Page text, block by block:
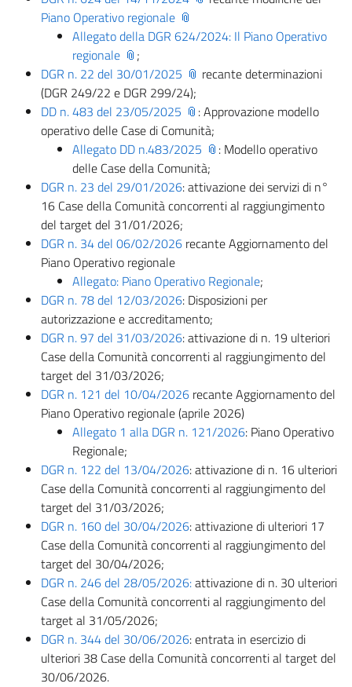
Piano Operativo regionale
Allegato della DGR 624/2024: Il Piano Operativo
regionale
;
DGR n. 22 del 30/01/2025
recante determinazioni
(DGR 249/22 e DGR 299/24);
DD n. 483 del 23/05/2025
: Approvazione modello
operativo delle Case di Comunità;
Allegato DD n.483/2025
: Modello operativo
delle Case della Comunità;
DGR n. 23 del 29/01/2026: attivazione dei servizi di n°
16 Case della Comunità concorrenti al raggiungimento
del target del 31/01/2026;
DGR n. 34 del 06/02/2026 recante Aggiornamento del
Piano Operativo regionale
Allegato: Piano Operativo Regionale;
DGR n. 78 del 12/03/2026: Disposizioni per
autorizzazione e accreditamento;
DGR n. 97 del 31/03/2026: attivazione di n. 19 ulteriori
Case della Comunità concorrenti al raggiungimento del
target del 31/03/2026;
DGR n. 121 del 10/04/2026 recante Aggiornamento del
Piano Operativo regionale (aprile 2026)
Allegato 1 alla DGR n. 121/2026: Piano Operativo
Regionale;
DGR n. 122 del 13/04/2026: attivazione di n. 16 ulteriori
Case della Comunità concorrenti al raggiungimento del
target del 31/03/2026;
DGR n. 160 del 30/04/2026: attivazione di ulteriori 17
Case della Comunità concorrenti al raggiungimento del
target del 30/04/2026;
DGR n. 246 del 28/05/2026:attivazione di n. 30 ulteriori
Case della Comunità concorrenti al raggiungimento del
target al 31/05/2026;
DGR n. 344 del 30/06/2026: entrata in esercizio di
ulteriori 38 Case della Comunità concorrenti al target del
30/06/2026.